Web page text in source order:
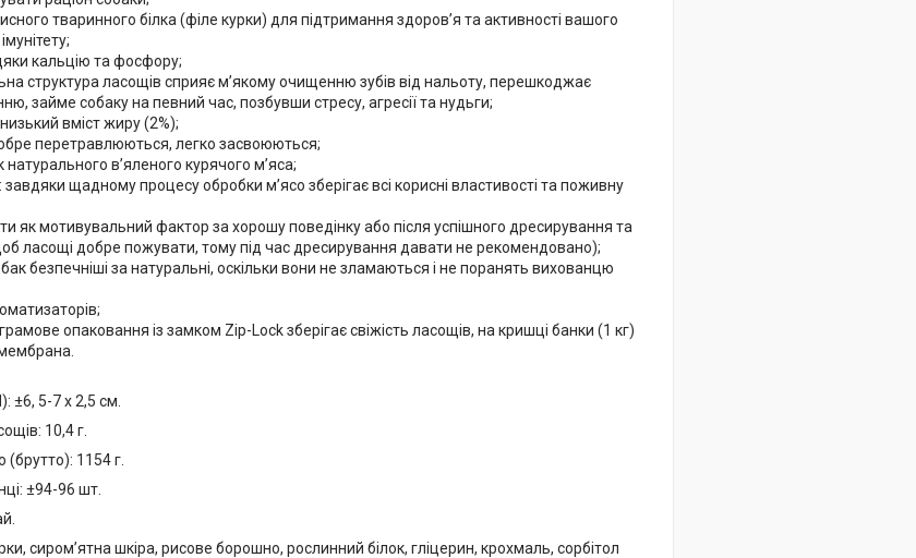
тваринного білка (філе курки) для підтримання здоров’я та активності вашого
кальцію та фосфору;
структура ласощів сприяє м’якому очищенню зубів від нальоту, перешкоджає
займе собаку на певний час, позбувши стресу, агресії та нудьги;
вміст жиру (2%);
перетравлюються, легко засвоюються;
в’яленого курячого м’яса;
завдяки щадному процесу обробки м’ясо зберігає всі корисні властивості та поживну
як мотивувальний фактор за хорошу поведінку або після успішного дресирування та
ласощі добре пожувати, тому під час дресирування давати не рекомендовано);
безпечніші за натуральні, оскільки вони не зламаються і не поранять вихованцю
опаковання із замком Zір-Lосk зберігає свіжість ласощів, на кришці банки (1 кг)
±6, 5-7 х 2,5 см.
10,4 г.
(брутто): 1154 г.
±94-96 шт.
сиром’ятна шкіра, рисове борошно, рослинний білок, гліцерин, крохмаль, сорбітол